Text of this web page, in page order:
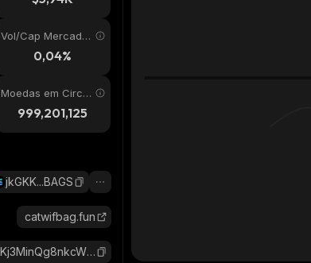
Vol/Cap Mercado
0,04%
Moedas em Circul
ação999,201,125
jkGKK...BAGS
catwifbag.fun
jkGKKj3MinQg8nkcWZBid6XxeSnn75Xoy9AqkqLBAGS_solana